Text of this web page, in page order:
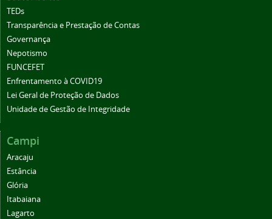
TEDs
Transparência e Prestação de Contas
Governança
Nepotismo
FUNCEFET
Enfrentamento à COVID19
Lei Geral de Proteção de Dados
Unidade de Gestão de Integridade
Campi
Aracaju
Estância
Glória
Itabaiana
Lagarto